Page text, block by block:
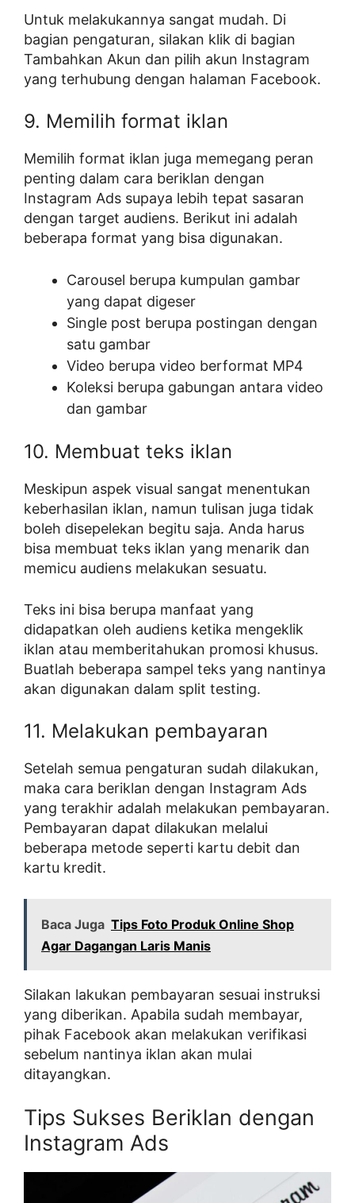
Untuk melakukannya sangat mudah. Di
bagian pengaturan, silakan klik di bagian
Tambahkan Akun dan pilih akun Instagram
yang terhubung dengan halaman Facebook.
9. Memilih format iklan
Memilih format iklan juga memegang peran
penting dalam cara beriklan dengan
Instagram Ads supaya lebih tepat sasaran
dengan target audiens. Berikut ini adalah
beberapa format yang bisa digunakan.
Carousel berupa kumpulan gambar
yang dapat digeser
Single post berupa postingan dengan
satu gambar
Video berupa video berformat MP4
Koleksi berupa gabungan antara video
dan gambar
10. Membuat teks iklan
Meskipun aspek visual sangat menentukan
keberhasilan iklan, namun tulisan juga tidak
boleh disepelekan begitu saja. Anda harus
bisa membuat teks iklan yang menarik dan
memicu audiens melakukan sesuatu.
Teks ini bisa berupa manfaat yang
didapatkan oleh audiens ketika mengeklik
iklan atau memberitahukan promosi khusus.
Buatlah beberapa sampel teks yang nantinya
akan digunakan dalam split testing.
11. Melakukan pembayaran
Setelah semua pengaturan sudah dilakukan,
maka cara beriklan dengan Instagram Ads
yang terakhir adalah melakukan pembayaran.
Pembayaran dapat dilakukan melalui
beberapa metode seperti kartu debit dan
kartu kredit.
Baca Juga Tips Foto Produk Online Shop
Agar Dagangan Laris Manis
Silakan lakukan pembayaran sesuai instruksi
yang diberikan. Apabila sudah membayar,
pihak Facebook akan melakukan verifikasi
sebelum nantinya iklan akan mulai
ditayangkan.
Tips Sukses Beriklan dengan
Instagram Ads